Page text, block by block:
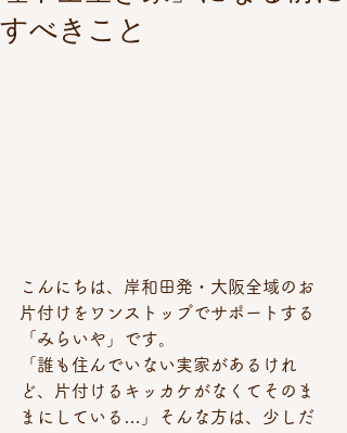
すべきこと
こんにちは、岸和田発・大阪全域のお
片付けをワンストップでサポートする
「みらいや」です。
「誰も住んでいない実家があるけれ
ど、片付けるキッカケがなくてそのま
まにしている…」そんな方は、少しだ